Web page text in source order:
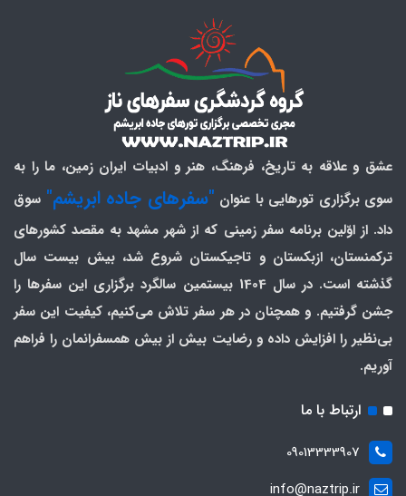
عشق و علاقه به تاریخ، فرهنگ، هنر و ادبیات ایران زمین، ما را به
سوی برگزاری تورهایی با عنوان "سفرهای جاده ابریشم" سوق
داد. از اوّلین برنامه سفر زمینی که از شهر مشهد به مقصد کشورهای
ترکمنستان، ازبکستان و تاجیکستان شروع شد، بیش بیست سال
گذشته است. در سال 1404 بیستمین سالگرد برگزاری این سفرها را
جشن گرفتیم. و همچنان در هر سفر تلاش می‌کنیم، کیفیت این سفر
بی‌نظیر را افزایش داده و رضایت بیش از بیش همسفرانمان را فراهم
آوریم.
ارتباط با ما
09013333907
info@naztrip.ir